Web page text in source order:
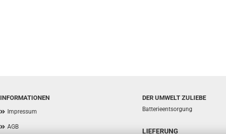
INFORMATIONEN
Impressum
AGB
DER UMWELT ZULIEBE
Batterieentsorgung
LIEFERUNG